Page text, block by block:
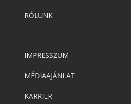
RÓLUNK
IMPRESSZUM
MÉDIAAJÁNLAT
KARRIER